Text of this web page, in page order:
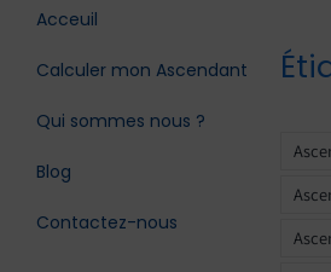
Acceuil
Calculer mon Ascendant
Qui sommes nous ?
Blog
Contactez-nous